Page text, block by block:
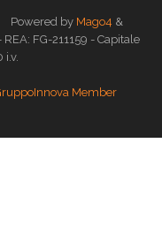
Powered by Mago4 &
FG-211159 - Capitale
Member